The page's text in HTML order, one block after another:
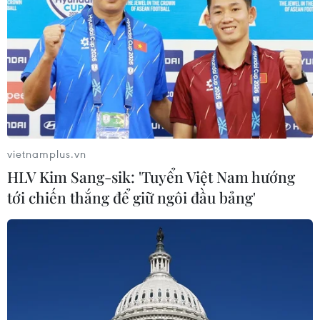
giảm cân không rõ nguồn gốc, chưa
được cấp phép
06/08/2026 04:22
Công nghệ Robot Da Vinci
nâng cao năng lực phẫu thuật
chuyên sâu tại Bệnh viện K
06/08/2026 02:13
Cứu nạn thành công 30 ngư dân của
tàu cá bị cháy trên vùng biển Khánh
Không được thu thêm tiền của người
vietnamplus.vn
HLV Kim Sang-sik: 'Tuyển Việt Nam hướng
tới chiến thắng để giữ ngôi đầu bảng'